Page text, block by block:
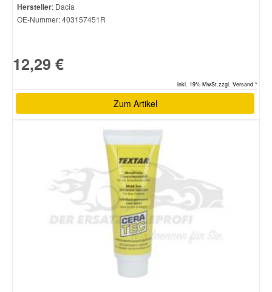
Hersteller: Dacia
OE-Nummer:403157451R
12,29 €
inkl. 19% MwSt.zzgl. Versand *
Zum Artikel